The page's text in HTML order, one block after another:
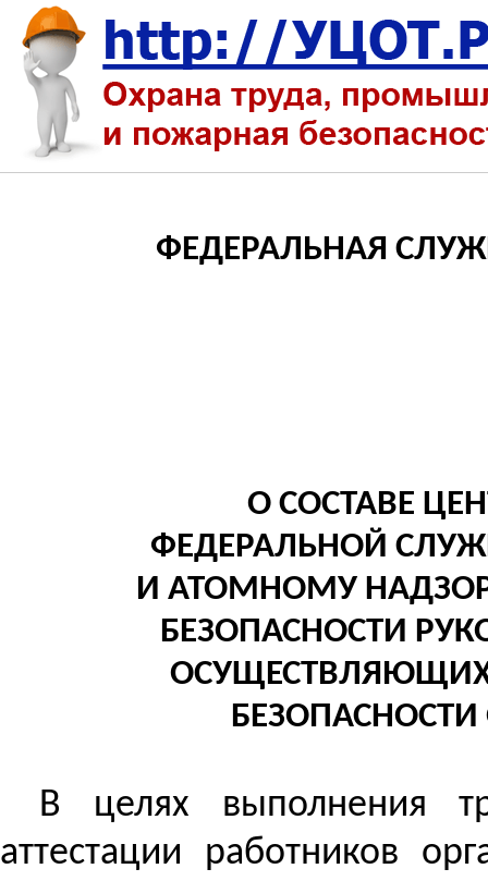
ФЕДЕРАЛЬНАЯ
О СОСТАВЕ
ФЕДЕРАЛЬНОЙ
И АТОМНОМУ
БЕЗОПАСНОСТИ
В целях выполнения
аттестации работников